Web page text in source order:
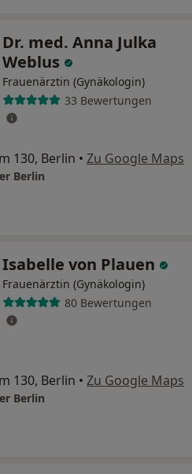
Dr. med. Anna Julka
Weblus
Frauenärztin (Gynäkologin)
33 Bewertungen
130, Berlin • Zu Google Maps
Berlin
Isabelle von Plauen
Frauenärztin (Gynäkologin)
80 Bewertungen
130, Berlin • Zu Google Maps
Berlin